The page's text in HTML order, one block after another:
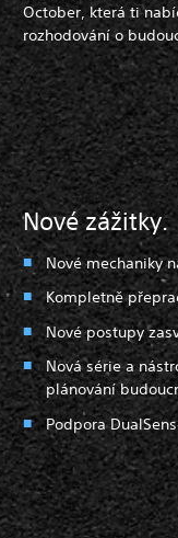
October, která ti
rozhodování o
Nové zážitky.
Nové mechaniky
Kompletně
Nové postupy
Nová série a
plánování
Podpora